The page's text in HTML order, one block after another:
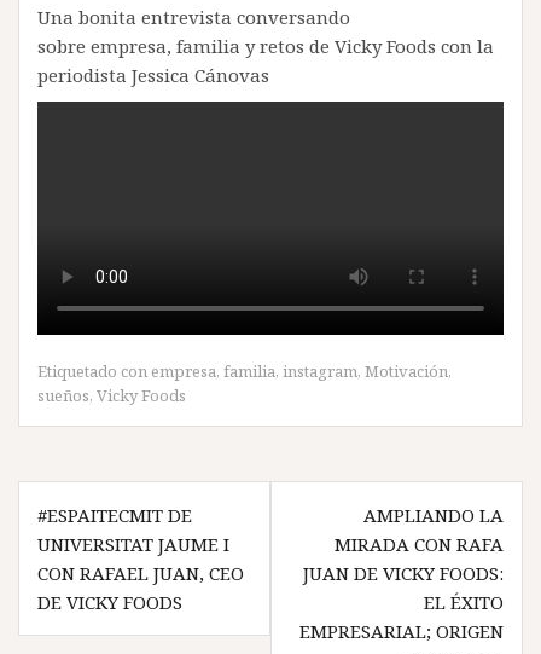
Una bonita entrevista conversando
sobre empresa, familia y retos de Vicky Foods con la
periodista Jessica Cánovas
Etiquetado con empresa, familia, instagram, Motivación,
sueños, Vicky Foods
Navegación
de
entradas
#ESPAITECMIT DE
UNIVERSITAT JAUME I
CON RAFAEL JUAN, CEO
DE VICKY FOODS
AMPLIANDO LA
MIRADA CON RAFA
JUAN DE VICKY FOODS:
EL ÉXITO
EMPRESARIAL; ORIGEN